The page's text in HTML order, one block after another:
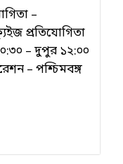
–
প্রতিযোগিতা
– দুপুর ১২:০০
– পশ্চিমবঙ্গ